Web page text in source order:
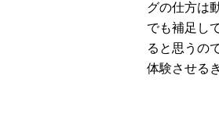
グの仕方は
でも補足し
ると思うの
体験させる